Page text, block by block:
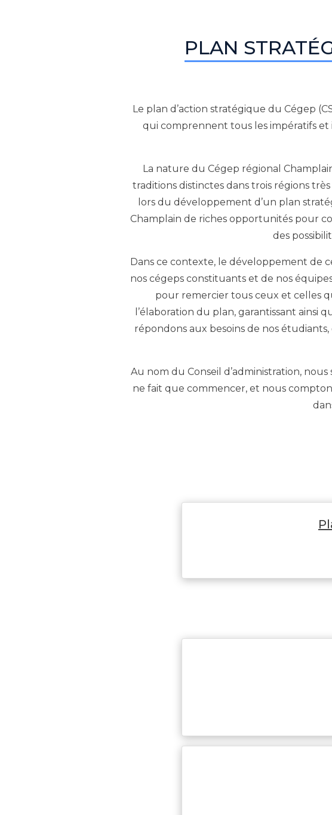
PLAN
Le plan d’action stratégique du Cégep
qui comprennent tous les impératifs
La nature du Cégep régional
traditions distinctes dans trois régions
lors du développement d’un plan
Champlain de riches opportunités pour
des
Dans ce contexte, le développement de
nos cégeps constituants et de nos
pour remercier tous ceux et celles
l’élaboration du plan, garantissant
répondons aux besoins de nos
Au nom du Conseil d’administration,
ne fait que commencer, et nous